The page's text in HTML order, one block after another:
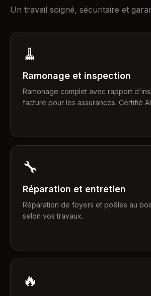
Un travail soigné, sécuritaire et
🧹
Ramonage et inspection
Ramonage complet avec rapport
facture pour les assurances. Certifié
🔧
Réparation et entretien
Réparation de foyers et poêles au
selon vos travaux.
🔥